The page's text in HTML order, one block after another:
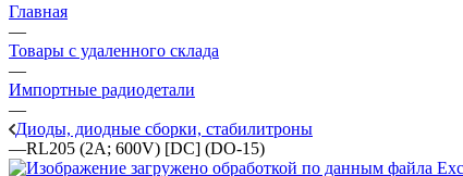
Главная
—
Товары с удаленного склада
—
Импортные радиодетали
—
Диоды, диодные сборки, стабилитроны
—RL205 (2A; 600V) [DC] (DO-15)